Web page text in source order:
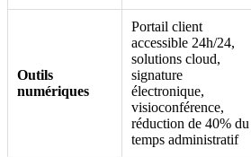
Outils
numériques
Portail client
accessible 24h/24,
solutions cloud,
signature
électronique,
visioconférence,
réduction de 40% du
temps administratif